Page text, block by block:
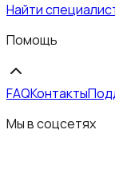
Найти
Помощь
FAQКонтакты
Мы в соцсетях